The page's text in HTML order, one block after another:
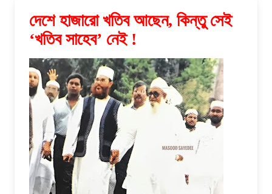
দেশে হাজারো খতিব আছেন, কিন্তু সেই
‘খতিব সাহেব’ নেই !